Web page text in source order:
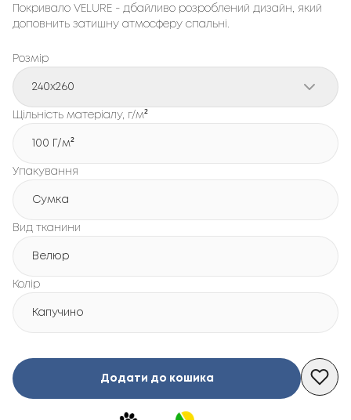
Покривало VELURE - дбайливо розроблений дизайн, який
доповнить затишну атмосферу спальні.
Розмір
240x260
Щільність матеріалу, г/м²
100 Г/м²
Упакування
Сумка
Вид тканини
Велюр
Колір
Капучино
Додати до кошика